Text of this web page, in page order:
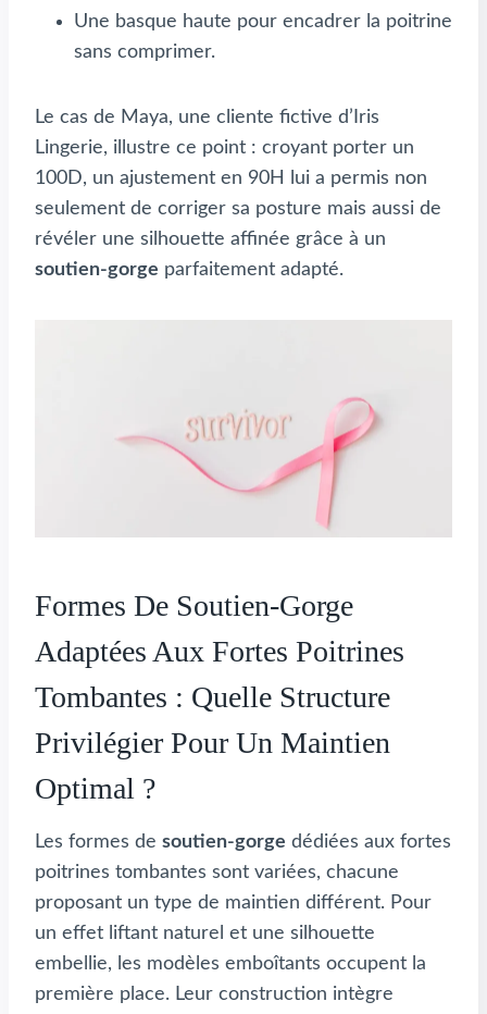
Une basque haute pour encadrer la poitrine
sans comprimer.
Le cas de Maya, une cliente fictive d’Iris
Lingerie, illustre ce point : croyant porter un
100D, un ajustement en 90H lui a permis non
seulement de corriger sa posture mais aussi de
révéler une silhouette affinée grâce à un
soutien-gorge parfaitement adapté.
Formes De Soutien-Gorge
Adaptées Aux Fortes Poitrines
Tombantes : Quelle Structure
Privilégier Pour Un Maintien
Optimal ?
Les formes de soutien-gorge dédiées aux fortes
poitrines tombantes sont variées, chacune
proposant un type de maintien différent. Pour
un effet liftant naturel et une silhouette
embellie, les modèles emboîtants occupent la
première place. Leur construction intègre